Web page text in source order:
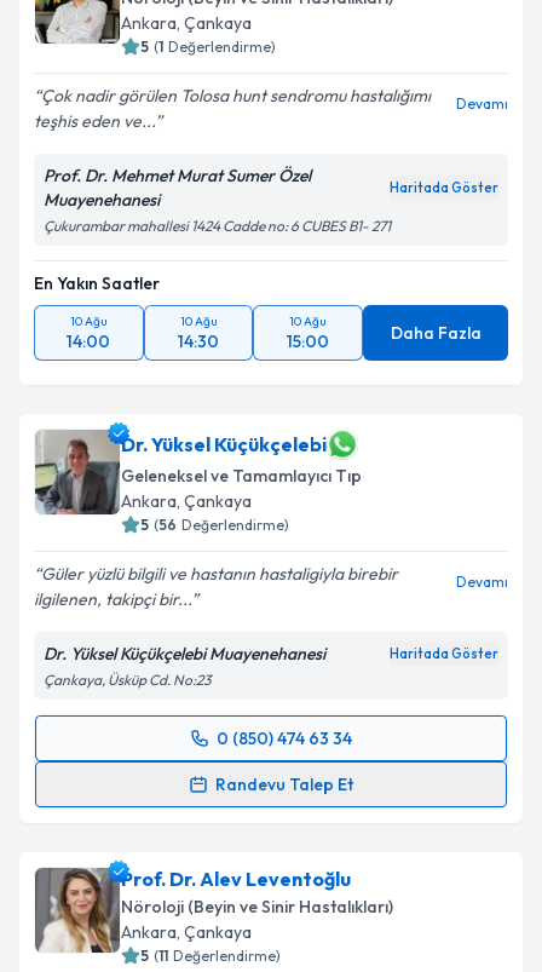
Ankara, Çankaya
5 (1 Değerlendirme)
Çok nadir görülen Tolosa hunt sendromu hastalığımı
teşhis eden ve...
Devamı
Prof. Dr. Mehmet Murat Sumer Özel
Muayenehanesi
Haritada Göster
Çukurambar mahallesi 1424 Cadde no: 6 CUBES B1- 271
En Yakın Saatler
10 Ağu
14:00
10 Ağu
14:30
10 Ağu
15:00 Daha Fazla
Dr. Yüksel Küçükçelebi
Geleneksel ve Tamamlayıcı Tıp
Ankara, Çankaya
5 (56 Değerlendirme)
Güler yüzlü bilgili ve hastanın hastaligiyla birebir
ilgilenen, takipçi bir...
Devamı
Dr. Yüksel Küçükçelebi Muayenehanesi Haritada Göster
Çankaya, Üsküp Cd. No:23
0 (850) 474 63 34
Randevu Talep Et
Randevu Takvimi Talebi
takvim hazırlandığında e-posta ile bilgilendireceğiz.
E-posta Adresiniz
Prof. Dr. Alev Leventoğlu
Nöroloji (Beyin ve Sinir Hastalıkları)
Ankara, Çankaya
5 (11 Değerlendirme)